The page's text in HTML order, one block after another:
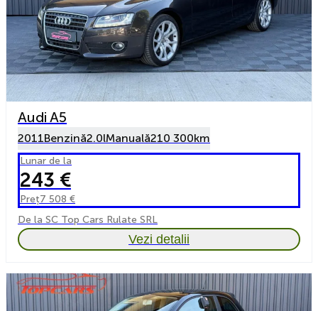
Audi A5
2011Benzină2.0lManuală210 300km
Lunar de la
243 €
Preț7 508 €
De la SC Top Cars Rulate SRL
Vezi detalii